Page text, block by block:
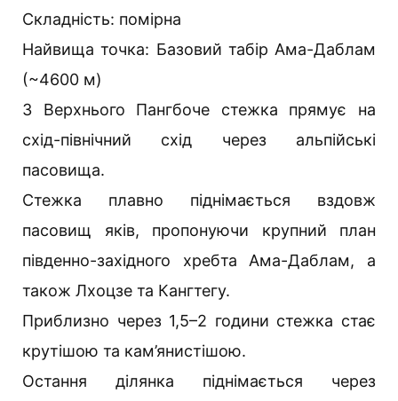
Складність: помірна
Найвища точка: Базовий табір Ама-Даблам
(~4600 м)
З Верхнього Пангбоче стежка прямує на
схід-північний схід через альпійські
пасовища.
Стежка плавно піднімається вздовж
пасовищ яків, пропонуючи крупний план
південно-західного хребта Ама-Даблам, а
також Лхоцзе та Кангтегу.
Приблизно через 1,5–2 години стежка стає
крутішою та кам’янистішою.
Остання ділянка піднімається через